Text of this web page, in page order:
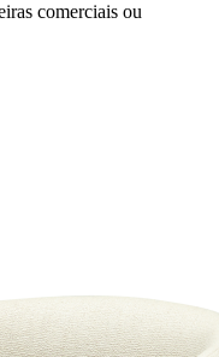
comerciais ou